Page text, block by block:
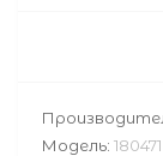
Модель: 180471